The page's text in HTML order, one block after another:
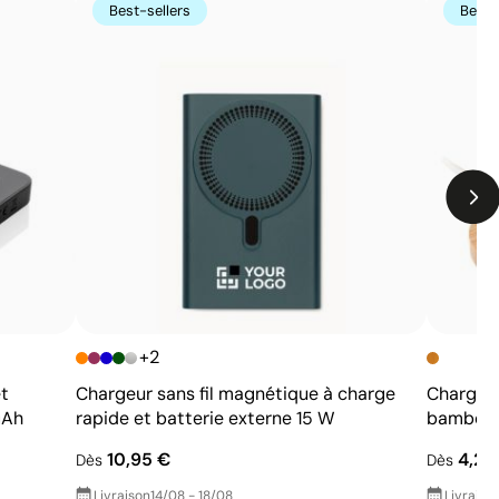
multicolores
Best-sellers
+2
Chargeur sans fil magnétique à charge
rapide et batterie externe 15 W
Dès 10,95 €
bambou
Dès